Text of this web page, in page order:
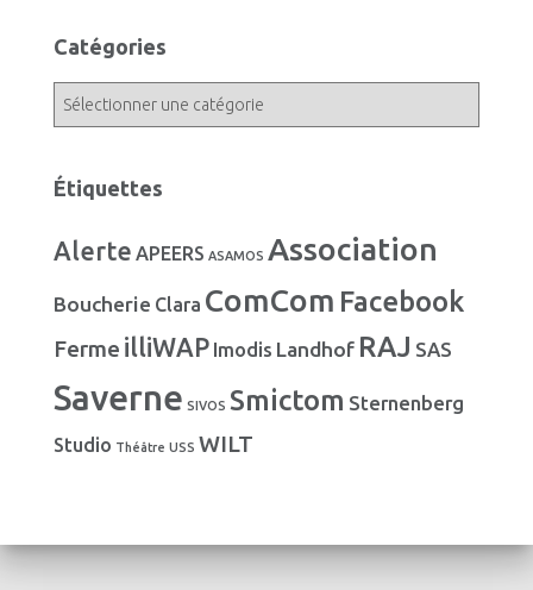
h
Catégories
é
g
r
e
Étiquettes
Alerte APEERS ASAMOS Association
Boucherie Clara ComCom Facebook
Ferme illiWAP Imodis Landhof RAJ SAS
Saverne SIVOS Smictom Sternenberg
Studio Théâtre USS WILT